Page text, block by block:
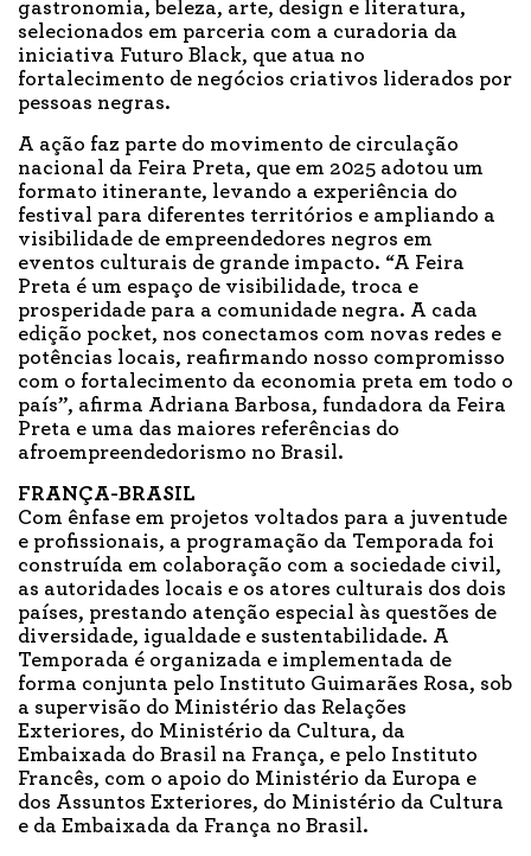
gastronomia, beleza, arte, design e literatura,
selecionados em parceria com a curadoria da
iniciativa Futuro Black, que atua no
fortalecimento de negócios criativos liderados por
pessoas negras.
A ação faz parte do movimento de circulação
nacional da Feira Preta, que em 2025 adotou um
formato itinerante, levando a experiência do
festival para diferentes territórios e ampliando a
visibilidade de empreendedores negros em
eventos culturais de grande impacto. “A Feira
Preta é um espaço de visibilidade, troca e
prosperidade para a comunidade negra. A cada
edição pocket, nos conectamos com novas redes e
potências locais, reafirmando nosso compromisso
com o fortalecimento da economia preta em todo o
país”, afirma Adriana Barbosa, fundadora da Feira
Preta e uma das maiores referências do
afroempreendedorismo no Brasil.
FRANÇA-BRASIL
Com ênfase em projetos voltados para a juventude
e profissionais, a programação da Temporada foi
construída em colaboração com a sociedade civil,
as autoridades locais e os atores culturais dos dois
países, prestando atenção especial às questões de
diversidade, igualdade e sustentabilidade. A
Temporada é organizada e implementada de
forma conjunta pelo Instituto Guimarães Rosa, sob
a supervisão do Ministério das Relações
Exteriores, do Ministério da Cultura, da
Embaixada do Brasil na França, e pelo Instituto
Francês, com o apoio do Ministério da Europa e
dos Assuntos Exteriores, do Ministério da Cultura
e da Embaixada da França no Brasil.